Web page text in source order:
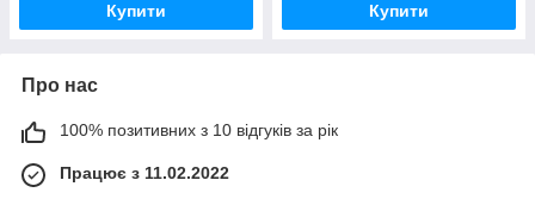
Купити Купити
Про нас
100% позитивних з 10 відгуків за рік
Працює з 11.02.2022